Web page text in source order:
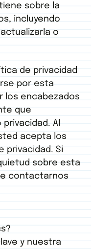
sobre la
incluyendo
o
de privacidad
por esta
los encabezados
que
Al
acepta los
privacidad. Si
sobre esta
contactarnos
y nuestra